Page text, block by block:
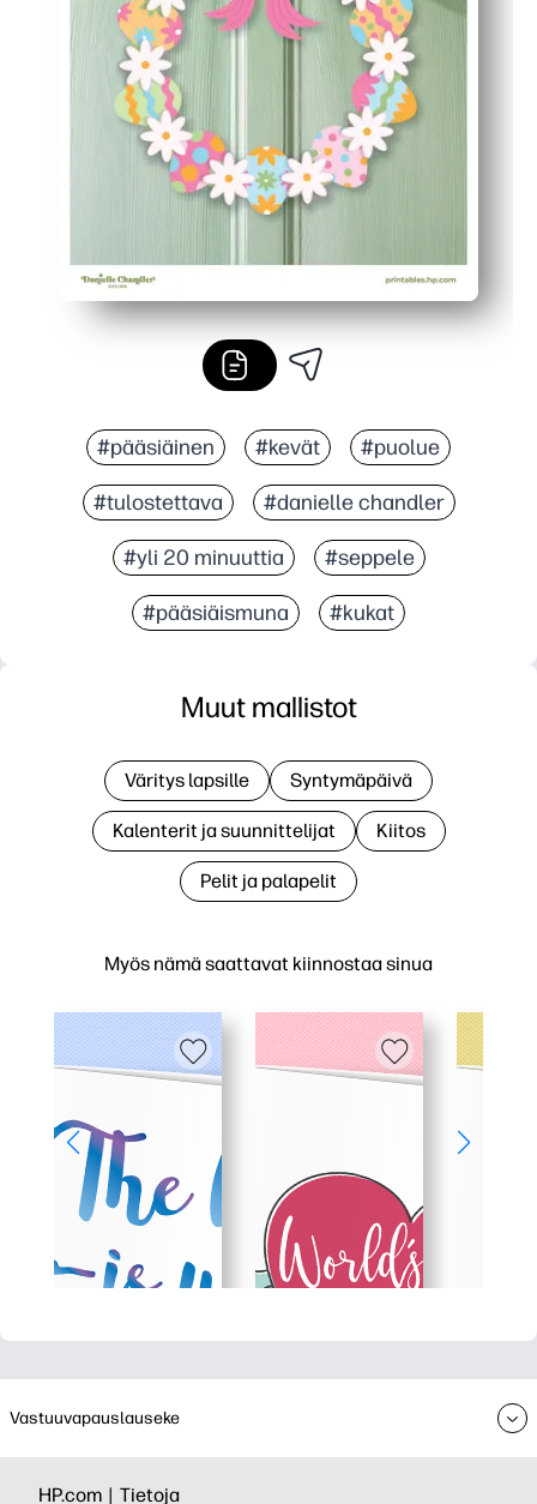
#pääsiäinen #kevät #puolue
#tulostettava #danielle chandler
#yli 20 minuuttia #seppele
#pääsiäismuna #kukat
Myös nämä saattavat kiinnostaa sinua
Muut mallistot
Väritys lapsille Syntymäpäivä
Kalenterit ja suunnittelijat Kiitos
Pelit ja palapelit
Vastuuvapauslauseke
HP.com | Tietoja